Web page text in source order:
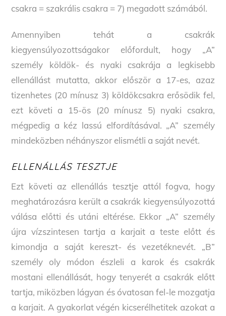
csakra = szakrális csakra = 7) megadott számából.
Amennyiben tehát a csakrák
kiegyensúlyozottságakor előfordult, hogy „A”
személy köldök- és nyaki csakrája a legkisebb
ellenállást mutatta, akkor először a 17-es, azaz
tizenhetes (20 mínusz 3) köldökcsakra erősödik fel,
ezt követi a 15-ös (20 mínusz 5) nyaki csakra,
mégpedig a kéz lassú elfordításával. „A” személy
mindeközben néhányszor elismétli a saját nevét.
ELLENÁLLÁS TESZTJE
Ezt követi az ellenállás tesztje attól fogva, hogy
meghatározásra került a csakrák kiegyensúlyozottá
válása előtti és utáni eltérése. Ekkor „A” személy
újra vízszintesen tartja a karjait a teste előtt és
kimondja a saját kereszt- és vezetéknevét. „B”
személy oly módon észleli a karok és csakrák
mostani ellenállását, hogy tenyerét a csakrák előtt
tartja, miközben lágyan és óvatosan fel-le mozgatja
a karjait. A gyakorlat végén kicserélhetitek azokat a